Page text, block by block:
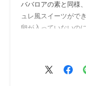
ババロアの素と同様
ュレ風スイーツができ
卵が入っていないの